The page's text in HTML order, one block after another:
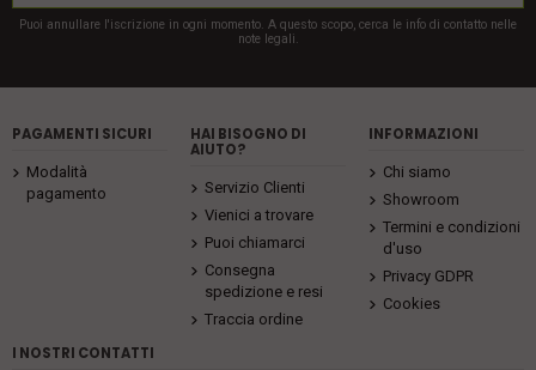
Puoi annullare l'iscrizione in ogni momento. A questo scopo, cerca le info di contatto nelle
note legali.
PAGAMENTI SICURI
Modalità
pagamento
HAI BISOGNO DI
AIUTO?
Servizio Clienti
Vienici a trovare
Puoi chiamarci
Consegna
spedizione e resi
Traccia ordine
INFORMAZIONI
Chi siamo
Showroom
Termini e condizioni
d'uso
Privacy GDPR
Cookies
I NOSTRI CONTATTI